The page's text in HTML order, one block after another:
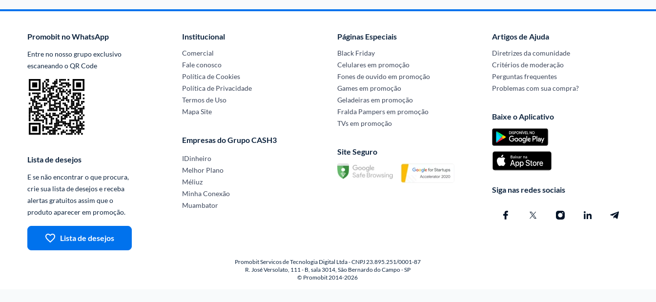
Promobit no WhatsApp
Entre no nosso grupo exclusivo
escaneando o QR Code
Lista de desejos
E se não encontrar o que procura,
crie sua lista de desejos e receba
alertas gratuitos assim que o
produto aparecer em promoção.
Lista de desejos
Institucional
Comercial
Fale conosco
Política de Cookies
Política de Privacidade
Termos de Uso
Mapa Site
Empresas do Grupo CASH3
IDinheiro
Melhor Plano
Méliuz
Minha Conexão
Muambator
Páginas Especiais
Black Friday
Celulares em promoção
Fones de ouvido em promoção
Games em promoção
Geladeiras em promoção
Fralda Pampers em promoção
TVs em promoção
Site Seguro
Artigos de Ajuda
Diretrizes da comunidade
Critérios de moderação
Perguntas frequentes
Problemas com sua compra?
Baixe o Aplicativo
Siga nas redes sociais
Promobit Servicos de Tecnologia Digital Ltda - CNPJ 23.895.251/0001-87
R. José Versolato, 111 - B, sala 3014, São Bernardo do Campo - SP
© Promobit 2014-2026